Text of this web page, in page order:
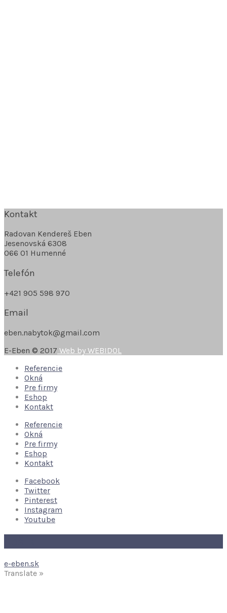
Kontakt
Radovan Kendereš Eben
Jesenovská 6308
066 01 Humenné
Telefón
+421 905 598 970
Email
eben.nabytok@gmail.com
E-Eben © 2017 Web by WEBIDOL
Referencie
Okná
Pre firmy
Eshop
Kontakt
Referencie
Okná
Pre firmy
Eshop
Kontakt
Facebook
Twitter
Pinterest
Instagram
Youtube
e-eben.sk
Translate »